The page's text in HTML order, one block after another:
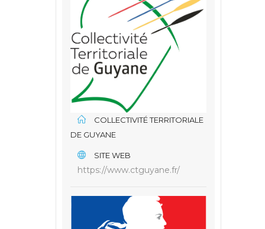
COLLECTIVITÉ TERRITORIALE
DE GUYANE
SITE WEB
https://www.ctguyane.fr/